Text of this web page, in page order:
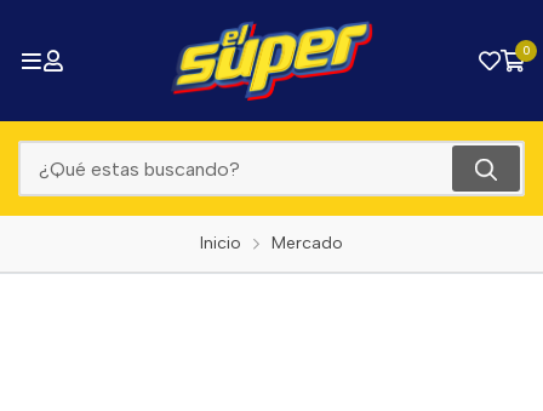
0
Inicio Mercado